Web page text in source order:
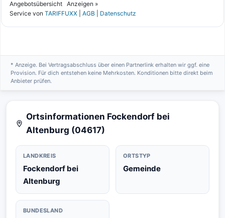
* Anzeige. Bei Vertragsabschluss über einen Partnerlink erhalten wir ggf. eine
Provision. Für dich entstehen keine Mehrkosten. Konditionen bitte direkt beim
Anbieter prüfen.
Ortsinformationen Fockendorf bei
Altenburg (04617)
LANDKREIS
Fockendorf bei
Altenburg
ORTSTYP
Gemeinde
BUNDESLAND